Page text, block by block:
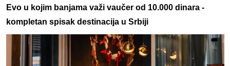
Evo u kojim banjama važi vaučer od 10.000 dinara -
kompletan spisak destinacija u Srbiji